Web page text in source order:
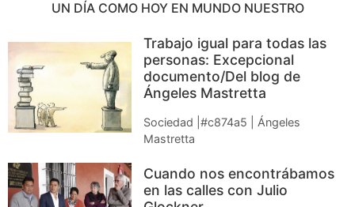
UN DÍA COMO HOY EN MUNDO NUESTRO
Trabajo igual para todas las
personas: Excepcional
documento/Del blog de
Ángeles Mastretta
Sociedad |#c874a5 | Ángeles
Mastretta
Cuando nos encontrábamos
en las calles con Julio